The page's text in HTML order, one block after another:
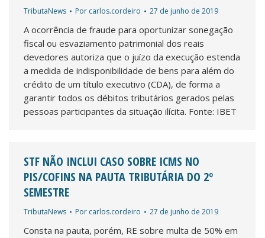
TributaNews Por carlos.cordeiro 27 de junho de 2019
A ocorrência de fraude para oportunizar sonegação
fiscal ou esvaziamento patrimonial dos reais
devedores autoriza que o juízo da execução estenda
a medida de indisponibilidade de bens para além do
crédito de um título executivo (CDA), de forma a
garantir todos os débitos tributários gerados pelas
pessoas participantes da situação ilícita. Fonte: IBET
STF NÃO INCLUI CASO SOBRE ICMS NO
PIS/COFINS NA PAUTA TRIBUTÁRIA DO 2º
SEMESTRE
TributaNews Por carlos.cordeiro 27 de junho de 2019
Consta na pauta, porém, RE sobre multa de 50% em